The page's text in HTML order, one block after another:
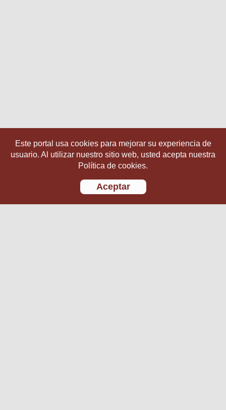
Este portal usa cookies para mejorar su experiencia de
usuario. Al utilizar nuestro sitio web, usted acepta nuestra
Política de cookies.
Aceptar